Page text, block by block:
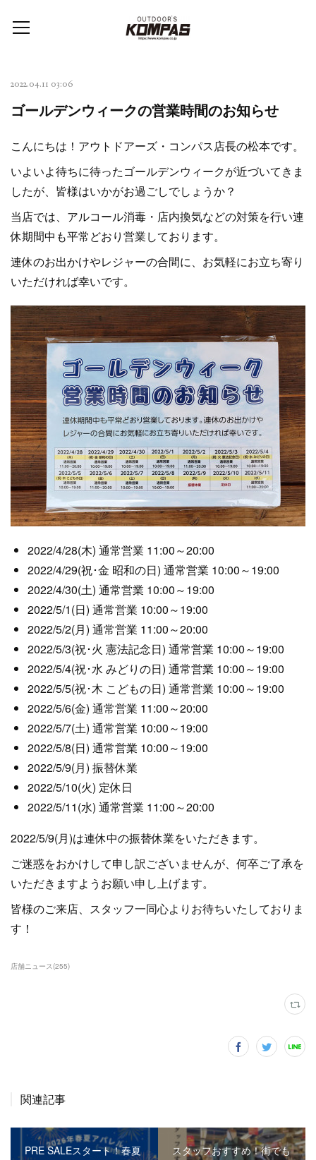
2022.04.11 03:06
ゴールデンウィークの営業時間のお知らせ
こんにちは！アウトドアーズ・コンパス店長の松本です。
いよいよ待ちに待ったゴールデンウィークが近づいてきま
したが、皆様はいかがお過ごしでしょうか？
当店では、アルコール消毒・店内換気などの対策を行い連
休期間中も平常どおり営業しております。
連休のお出かけやレジャーの合間に、お気軽にお立ち寄り
いただければ幸いです。
2022/4/28(木) 通常営業 11:00～20:00
2022/4/29(祝･金 昭和の日) 通常営業 10:00～19:00
2022/4/30(土) 通常営業 10:00～19:00
2022/5/1(日) 通常営業 10:00～19:00
2022/5/2(月) 通常営業 11:00～20:00
2022/5/3(祝･火 憲法記念日) 通常営業 10:00～19:00
2022/5/4(祝･水 みどりの日) 通常営業 10:00～19:00
2022/5/5(祝･木 こどもの日) 通常営業 10:00～19:00
2022/5/6(金) 通常営業 11:00～20:00
2022/5/7(土) 通常営業 10:00～19:00
2022/5/8(日) 通常営業 10:00～19:00
2022/5/9(月) 振替休業
2022/5/10(火) 定休日
2022/5/11(水) 通常営業 11:00～20:00
2022/5/9(月)は連休中の振替休業をいただきます。
ご迷惑をおかけして申し訳ございませんが、何卒ご了承を
いただきますようお願い申し上げます。
皆様のご来店、スタッフ一同心よりお待ちいたしておりま
す！
店舗ニュース(255)
関連記事
PRE SALEスタート！春夏
スタッフおすすめ！街でも